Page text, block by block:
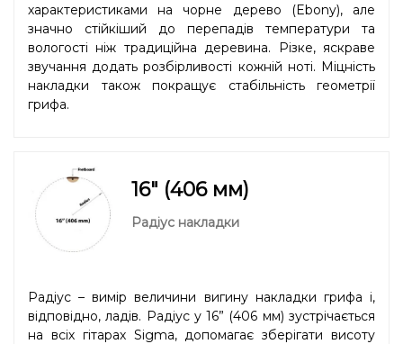
характеристиками на чорне дерево (Ebony), але
значно стійкіший до перепадів температури та
вологості ніж традиційна деревина. Різке, яскраве
звучання додать розбірливості кожній ноті. Міцність
накладки також покращує стабільність геометрії
грифа.
16" (406 мм)
Радіус накладки
Радіус – вимір величини вигину накладки грифа і,
відповідно, ладів. Радіус у 16” (406 мм) зустрічається
на всіх гітарах Sigma, допомагає зберігати висоту